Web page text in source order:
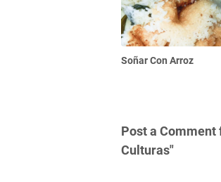
Soñar Con Arroz
Post a Comment
Culturas"